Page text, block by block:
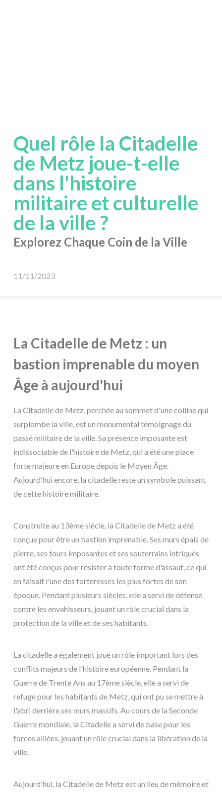
Quel rôle la Citadelle
de Metz joue-t-elle
dans l'histoire
militaire et culturelle
de la ville ?
Explorez Chaque Coin de la Ville
11/11/2023
La Citadelle de Metz : un
bastion imprenable du moyen
Âge à aujourd'hui
La Citadelle de Metz, perchée au sommet d'une colline qui
surplombe la ville, est un monumental témoignage du
passé militaire de la ville. Sa présence imposante est
indissociable de l'histoire de Metz, qui a été une place
forte majeure en Europe depuis le Moyen Âge.
Aujourd'hui encore, la citadelle reste un symbole puissant
de cette histoire militaire.
Construite au 13ème siècle, la Citadelle de Metz a été
conçue pour être un bastion imprenable. Ses murs épais de
pierre, ses tours imposantes et ses souterrains intriqués
ont été conçus pour résister à toute forme d'assaut, ce qui
en faisait l'une des forteresses les plus fortes de son
époque. Pendant plusieurs siècles, elle a servi de défense
contre les envahisseurs, jouant un rôle crucial dans la
protection de la ville et de ses habitants.
La citadelle a également joué un rôle important lors des
conflits majeurs de l'histoire européenne. Pendant la
Guerre de Trente Ans au 17ème siècle, elle a servi de
refuge pour les habitants de Metz, qui ont pu se mettre à
l'abri derrière ses murs massifs. Au cours de la Seconde
Guerre mondiale, la Citadelle a servi de base pour les
forces alliées, jouant un rôle crucial dans la libération de la
ville.
Aujourd'hui, la Citadelle de Metz est un lieu de mémoire et